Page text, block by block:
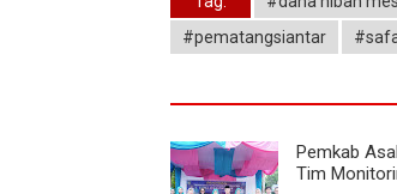
#pematangsiantar
Pemkab
Tim